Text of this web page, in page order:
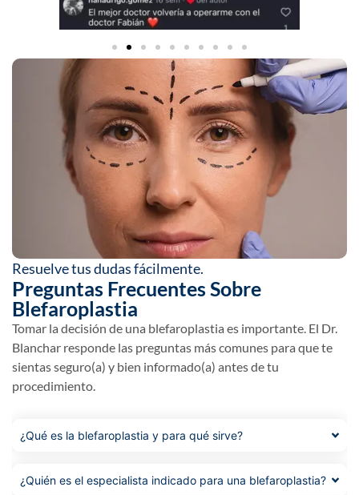
Resuelve tus dudas fácilmente.
Preguntas Frecuentes Sobre
Blefaroplastia
Tomar la decisión de una blefaroplastia es importante. El Dr.
Blanchar responde las preguntas más comunes para que te
sientas seguro(a) y bien informado(a) antes de tu
procedimiento.
¿Qué es la blefaroplastia y para qué sirve?
¿Quién es el especialista indicado para una blefaroplastia?